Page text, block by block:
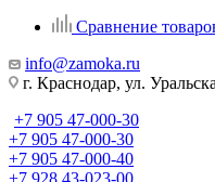
Сравнение
info@zamoka.ru
г. Краснодар, ул.
+7 905 47-000-30
+7 905 47-000-30
+7 905 47-000-40